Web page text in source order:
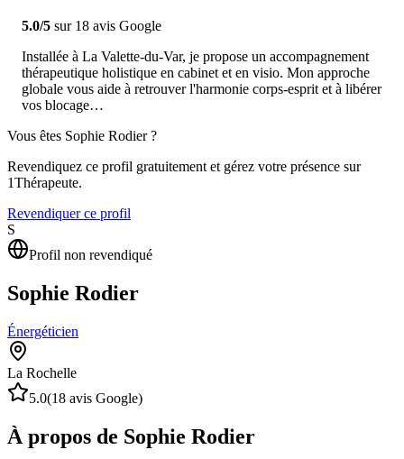
5.0/5 sur 18 avis Google
Installée à La Valette-du-Var, je propose un accompagnement
thérapeutique holistique en cabinet et en visio. Mon approche
globale vous aide à retrouver l'harmonie corps-esprit et à libérer
vos blocage…
Vous êtes Sophie Rodier?
Revendiquez ce profil gratuitement et gérez votre présence sur
1Thérapeute.
Revendiquer ce profil
S
Profil non revendiqué
Sophie Rodier
Énergéticien
La Rochelle
5.0(18 avis Google)
À propos de Sophie Rodier